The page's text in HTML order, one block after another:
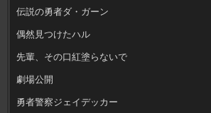
伝説の勇者ダ・ガーン
偶然見つけたハル
先輩、その口紅塗らないで
劇場公開
勇者警察ジェイデッカー